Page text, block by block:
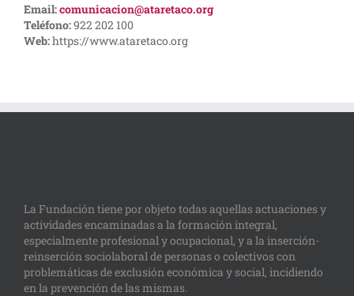
Email:comunicacion@ataretaco.org
Teléfono:922 202 100
Web:https://www.ataretaco.org
La Fundación tiene por objeto todas aquellas actuaciones y
actividades encaminadas a la formación integral,
especialmente profesional y ocupacional, y a la inserción-
reinserción sociolaboral de personas o colectivos con
problemáticas de exclusión económica y social, incidiendo
en la prevención de las mismas.